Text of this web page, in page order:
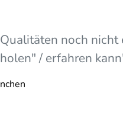
noch
/ erfahren